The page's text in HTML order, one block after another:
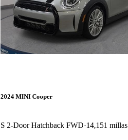
2024 MINI Cooper
S 2-Door Hatchback FWD 14,151 millas